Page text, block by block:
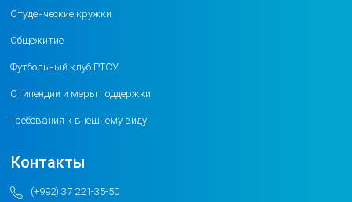
Студенческие кружки
Общежитие
Футбольный клуб РТСУ
Стипендии и меры поддержки
Требования к внешнему виду
Контакты
(+992) 37 221-35-50